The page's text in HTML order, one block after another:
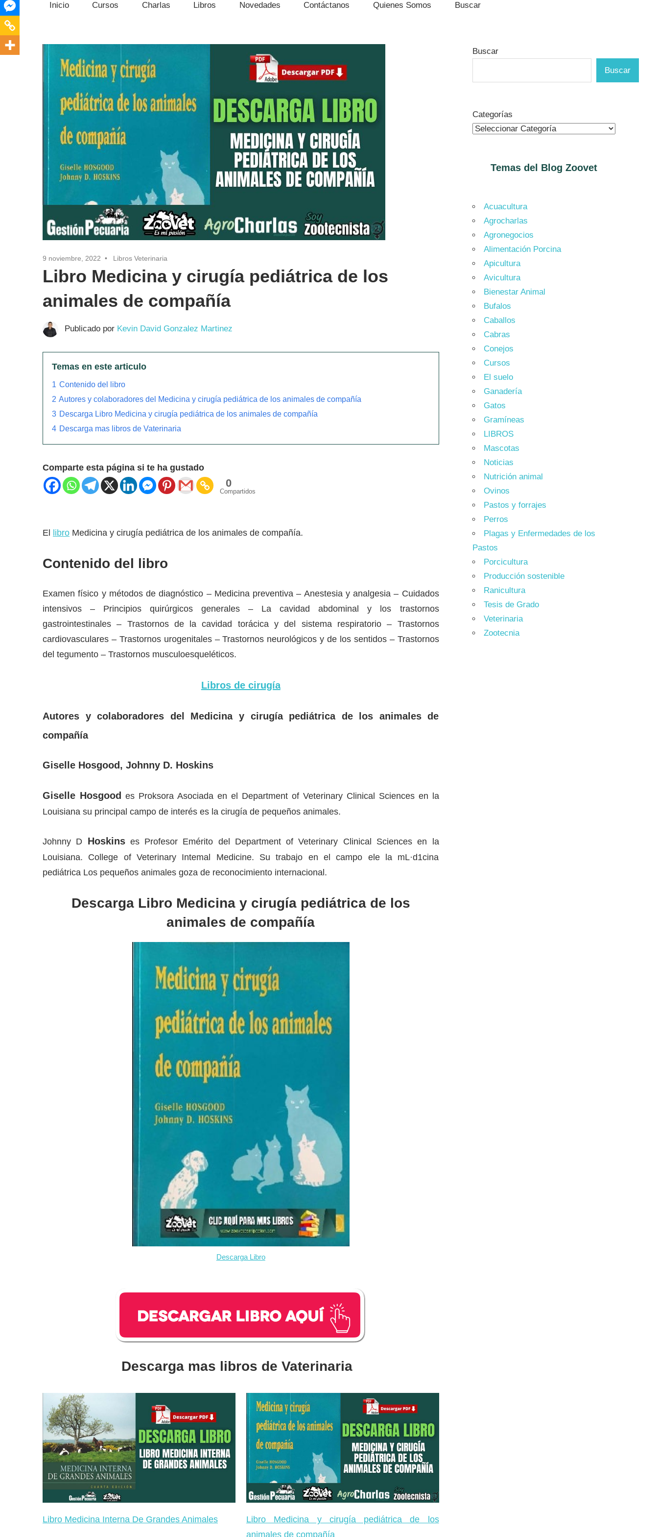
Inicio Cursos Charlas Libros Novedades Contáctanos Quienes Somos Buscar
9 noviembre, 2022 Libros Veterinaria
Libro Medicina y cirugía pediátrica de los
animales de compañía
Publicado por Kevin David Gonzalez Martinez
Temas en este articulo
1 Contenido del libro
2 Autores y colaboradores del Medicina y cirugía pediátrica de los animales de compañía
3 Descarga Libro Medicina y cirugía pediátrica de los animales de compañía
4 Descarga mas libros de Vaterinaria
Comparte esta página si te ha gustado
0
Compartidos
El libro Medicina y cirugía pediátrica de los animales de compañía.
Contenido del libro
Examen físico y métodos de diagnóstico – Medicina preventiva – Anestesia y analgesia – Cuidados
intensivos – Principios quirúrgicos generales – La cavidad abdominal y los trastornos
gastrointestinales – Trastornos de la cavidad torácica y del sistema respiratorio – Trastornos
cardiovasculares – Trastornos urogenitales – Trastornos neurológicos y de los sentidos – Trastornos
del tegumento – Trastornos musculoesqueléticos.
Libros de cirugía
Autores y colaboradores del Medicina y cirugía pediátrica de los animales de
compañía
Giselle Hosgood, Johnny D. Hoskins
Giselle Hosgood es Proksora Asociada en el Department of Veterinary Clinical Sciences en la
Louisiana su principal campo de interés es la cirugía de pequeños animales.
Johnny D Hoskinses Profesor Emérito del Department of Veterinary Clinical Sciences en la
Louisiana. College of Veterinary Intemal Medicine. Su trabajo en el campo ele la mL·d1cina
pediátrica Los pequeños animales goza de reconocimiento internacional.
Descarga Libro Medicina y cirugía pediátrica de los
animales de compañía
Descarga Libro
Descarga mas libros de Vaterinaria
Libro Medicina Interna De Grandes Animales
Libro Medicina y cirugía pediátrica de los
animales de compañía
Buscar
Buscar
Categorías
Temas del Blog Zoovet
Acuacultura
Agrocharlas
Agronegocios
Alimentación Porcina
Apicultura
Avicultura
Bienestar Animal
Bufalos
Caballos
Cabras
Conejos
Cursos
El suelo
Ganadería
Gatos
Gramíneas
LIBROS
Mascotas
Noticias
Nutrición animal
Ovinos
Pastos y forrajes
Perros
Plagas y Enfermedades de los
Pastos
Porcicultura
Producción sostenible
Ranicultura
Tesis de Grado
Veterinaria
Zootecnia